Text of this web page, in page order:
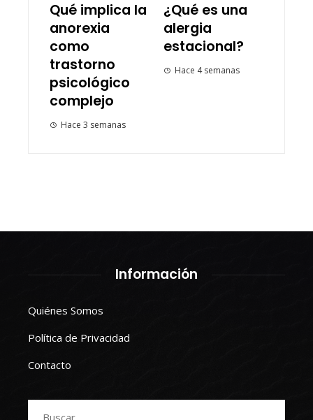
Qué implica la
anorexia
como
trastorno
psicológico
complejo
Hace 3 semanas
¿Qué es una
alergia
estacional?
Hace 4 semanas
Información
Quiénes Somos
Política de Privacidad
Contacto